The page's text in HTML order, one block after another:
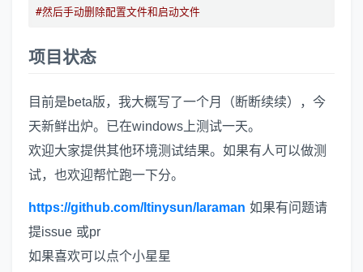
#然后手动删除配置文件和启动文件
项目状态
目前是beta版，我大概写了一个月（断断续续），今
天新鲜出炉。已在windows上测试一天。
欢迎大家提供其他环境测试结果。如果有人可以做测
试，也欢迎帮忙跑一下分。
https://github.com/Itinysun/laraman 如果有问题请
提issue 或pr
如果喜欢可以点个小星星